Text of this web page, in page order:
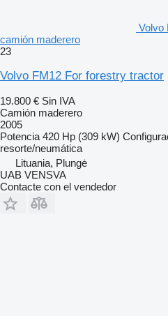
Volvo
camión maderero
23
Volvo FM12 For forestry tractor
19.800 € Sin IVA
Camión maderero
2005
Potencia 420 Hp (309 kW)
resorte/neumática
Lituania, Plungė
UAB VENSVA
Contacte con el vendedor